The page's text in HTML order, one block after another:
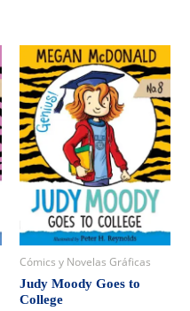
Cómics y Novelas Gráficas
Judy Moody Goes to
College